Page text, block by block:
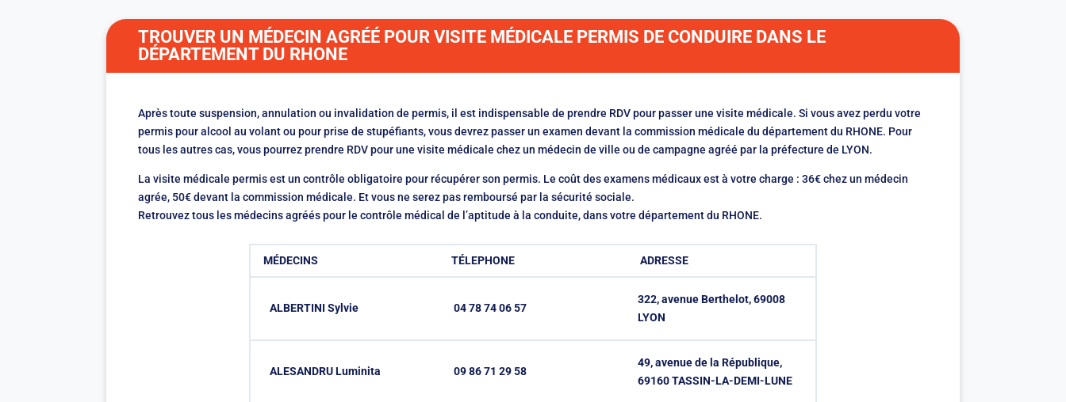
TROUVER UN MÉDECIN AGRÉÉ POUR VISITE MÉDICALE PERMIS DE CONDUIRE DANS LE
DÉPARTEMENT DU RHONE
Après toute suspension, annulation ou invalidation de permis, il est indispensable de prendre RDV pour passer une visite médicale. Si vous avez perdu votre
permis pour alcool au volant ou pour prise de stupéfiants, vous devrez passer un examen devant la commission médicale du département du RHONE. Pour
tous les autres cas, vous pourrez prendre RDV pour une visite médicale chez un médecin de ville ou de campagne agréé par la préfecture de LYON.
La visite médicale permis est un contrôle obligatoire pour récupérer son permis. Le coût des examens médicaux est à votre charge : 36€ chez un médecin
agrée, 50€ devant la commission médicale. Et vous ne serez pas remboursé par la sécurité sociale.
Retrouvez tous les médecins agréés pour le contrôle médical de l’aptitude à la conduite, dans votre département du RHONE.
MÉDECINS TÉLEPHONE ADRESSE
ALBERTINI Sylvie 04 78 74 06 57
322, avenue Berthelot, 69008
LYON
ALESANDRU Luminita 09 86 71 29 58
49, avenue de la République,
69160 TASSIN-LA-DEMI-LUNE